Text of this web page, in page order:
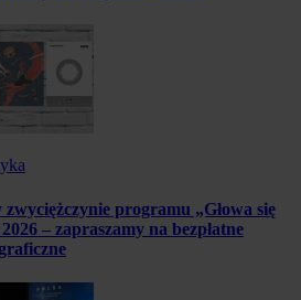
zwyciężczynie programu „Głowa się
– zapraszamy na bezpłatne